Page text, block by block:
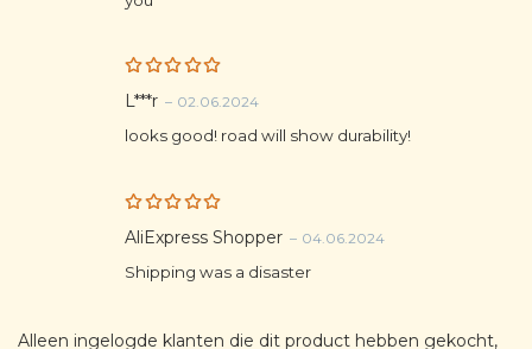
Rated5
L***r – 02.06.2024
looks good! road will show durability!
Rated5
out of 5
AliExpress Shopper – 04.06.2024
Shipping was a disaster
Alleen ingelogde klanten die dit product hebben gekocht,